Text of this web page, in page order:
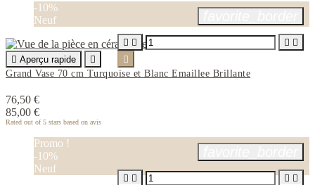
-10%
Neuf
 Aperçu rapide

Grand Vase 70 cm Turquoise et Blanc Emaillee Brillante
76,50 €
85,00 €
Rated out of 5 stars based on avis
   

Promo !
-10%
Neuf
   